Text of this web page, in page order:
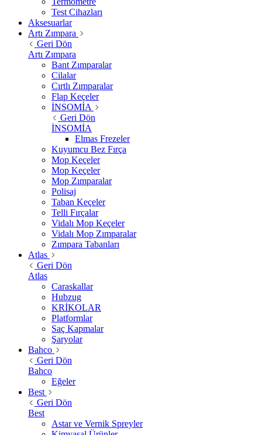
Test Cihazları
Aksesuarlar
Artı Zımpara
Geri Dön
Artı Zımpara
Bant Zımparalar
Cilalar
Cırtlı Zımparalar
Flap Keçeler
İNSOMİA
Geri Dön
İNSOMİA
Elmas Frezeler
Kuyumcu Bez Fırça
Mop Keçeler
Mop Keçeler
Mop Zımparalar
Polisaj
Taban Keçeler
Telli Fırçalar
Vidalı Mop Keçeler
Vidalı Mop Zımparalar
Zımpara Tabanları
Atlas
Geri Dön
Atlas
Caraskallar
Hubzug
KRİKOLAR
Platformlar
Saç Kapmalar
Şaryolar
Bahco
Geri Dön
Bahco
Eğeler
Best
Geri Dön
Best
Astar ve Vernik Spreyler